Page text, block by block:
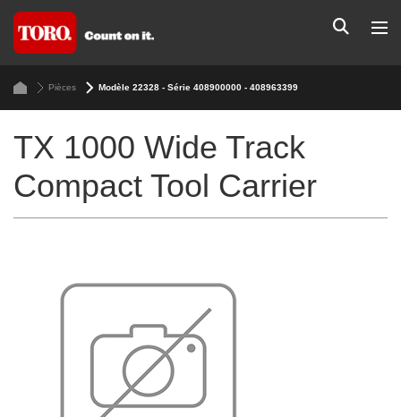
Pièces Modèle 22328 - Série 408900000 - 408963399
TX 1000 Wide Track
Compact Tool Carrier